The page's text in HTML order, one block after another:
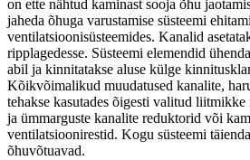
on ette nähtud kaminast sooja õhu
jaheda õhuga varustamise süsteemi
ventilatsioonisüsteemides. Kanalid
ripplagedesse. Süsteemi elemendid
abil ja kinnitatakse aluse külge
Kõikvõimalikud muudatused kanalite,
tehakse kasutades õigesti valitud
ja ümmarguste kanalite reduktorid või
ventilatsioonirestid. Kogu süsteemi
õhuvõtuavad.